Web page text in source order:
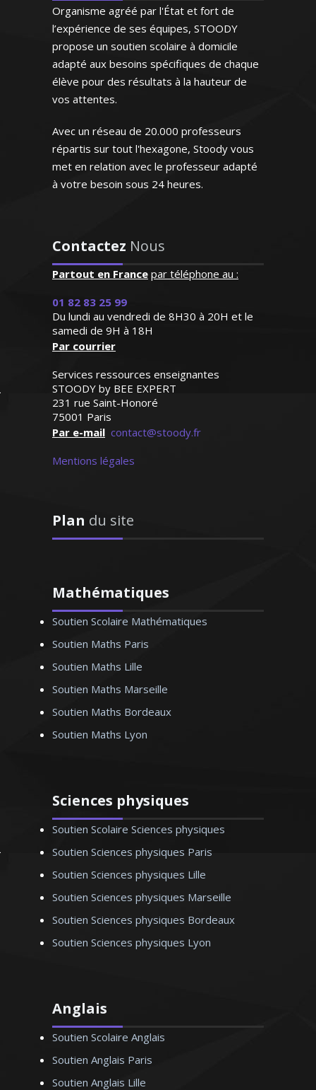
chose avec mon fils à la
rentrée de septembre avec
bien entendu la même
enseignante !"
Madame B.S (Villeneuve d'Ascq,
élève en classe de troisième)
"Excellente professeur qui
s’applique énormément et
donne de très bons
patiente et de surcroît très
sympathique, elle a su
s'octroyer la confiance de
notre fille dès le premier
contact"
Madame G.F (Paris, élève en
particuliers personnalisés depuis de
nombreuses années. Ponctuelle, à
l’écoute et méthodique, je sais encadrer
mes élèves et les motiver dans leur
apprentissage de la langue de Molière
Madame V. Anne-Marie –
connaissances, je m'attache à
contribuer à l'éducation de l’élève et à le
former en vue de lui faire aimer la
Madame P. Anne-Marie - Professeur
Passionnée par l’art sous toutes ses
formes et ayant pour vocation de
particuliers en matière de design (design
d’espace, design des produits). Ma
méthode d’enseignement combine la
Madame C. Camille – Professeur
d’arts appliqués - Paris
Organisme agréé par l'État et fort de
l’expérience de ses équipes, STOODY
propose un soutien scolaire à domicile
adapté aux besoins spécifiques de chaque
élève pour des résultats à la hauteur de
vos attentes.
Avec un réseau de 20.000 professeurs
répartis sur tout l'hexagone, Stoody vous
met en relation avec le professeur adapté
à votre besoin sous 24 heures.
Contactez Nous
Partout en France par téléphone au :
01 82 83 25 99
Du lundi au vendredi de 8H30 à 20H et le
samedi de 9H à 18H
Par courrier
Services ressources enseignantes
STOODY by BEE EXPERT
231 rue Saint-Honoré
75001 Paris
Par e-mail contact@stoody.fr
Mentions légales
Plan du site
Mathématiques
Soutien Scolaire Mathématiques
Soutien Maths Paris
Soutien Maths Lille
Soutien Maths Marseille
Soutien Maths Bordeaux
Soutien Maths Lyon
Sciences physiques
Soutien Scolaire Sciences physiques
Soutien Sciences physiques Paris
Soutien Sciences physiques Lille
Soutien Sciences physiques Marseille
Soutien Sciences physiques Bordeaux
Soutien Sciences physiques Lyon
Anglais
Soutien Scolaire Anglais
Soutien Anglais Paris
Soutien Anglais Lille